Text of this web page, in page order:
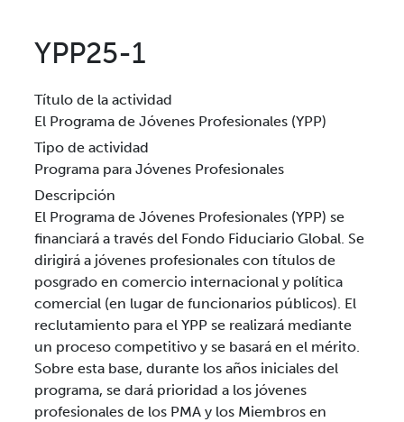
YPP25-1
Título de la actividad
El Programa de Jóvenes Profesionales (YPP)
Tipo de actividad
Programa para Jóvenes Profesionales
Descripción
El Programa de Jóvenes Profesionales (YPP) se
financiará a través del Fondo Fiduciario Global. Se
dirigirá a jóvenes profesionales con títulos de
posgrado en comercio internacional y política
comercial (en lugar de funcionarios públicos). El
reclutamiento para el YPP se realizará mediante
un proceso competitivo y se basará en el mérito.
Sobre esta base, durante los años iniciales del
programa, se dará prioridad a los jóvenes
profesionales de los PMA y los Miembros en